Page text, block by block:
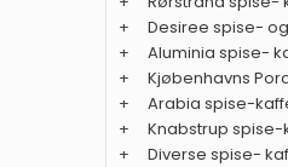
+
Desiree spise-
+
Aluminia spise-
+
Kjøbenhavns
+
Arabia spise-
+
Knabstrup spise-
+
Diverse spise-